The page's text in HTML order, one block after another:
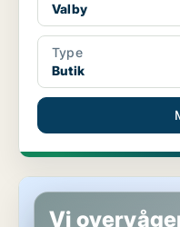
Valby
Type
Butik
Butik i Valby
Vi